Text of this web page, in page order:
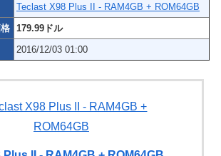
Teclast X98 Plus II - RAM4GB + ROM64GB
179.99ドル
2016/12/03 01:00